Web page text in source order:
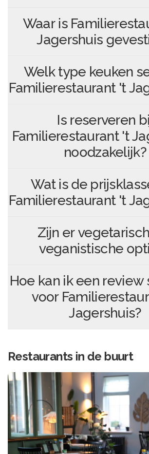
Waar is
Jagershuis
Welk type keuken
Familierestaurant 't
Is reserveren
Familierestaurant 't
noodzakelijk?
Wat is de
Familierestaurant 't
Zijn er
veganistische
Hoe kan ik een review
voor
Jagershuis?
Restaurants in de buurt